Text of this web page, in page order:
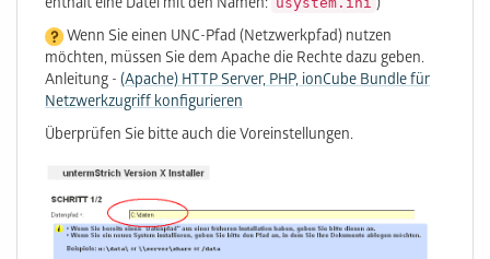
enthält eine Datei mit den Namen:
)
Wenn Sie einen UNC-Pfad (Netzwerkpfad) nutzen
möchten, müssen Sie dem Apache die Rechte dazu geben.
Anleitung - (Apache) HTTP Server, PHP, ionCube Bundle für
Netzwerkzugriff konfigurieren
Überprüfen Sie bitte auch die Voreinstellungen.